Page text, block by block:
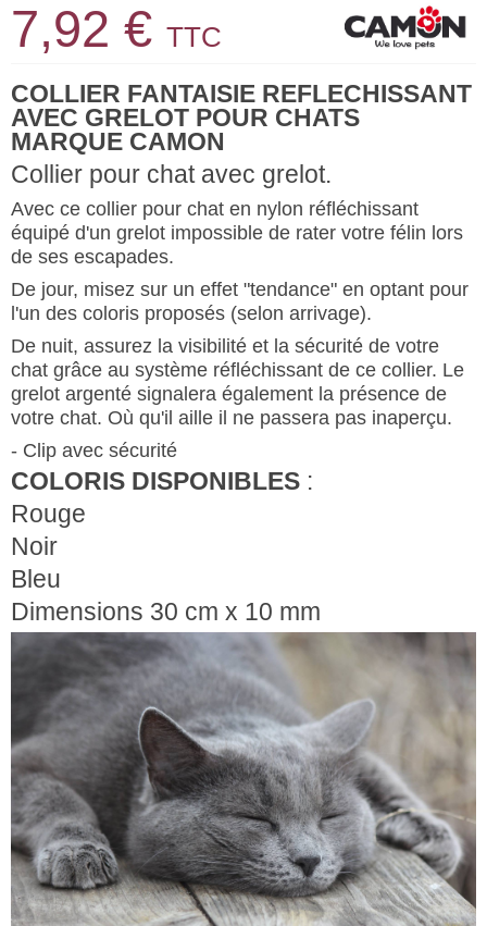
7,92 € TTC
COLLIER FANTAISIE REFLECHISSANT
AVEC GRELOT POUR CHATS
MARQUE CAMON
Collier pour chat avec grelot.
Avec ce collier pour chat en nylon réfléchissant
équipé d'un grelot impossible de rater votre félin lors
de ses escapades.
De jour, misez sur un effet "tendance" en optant pour
l'un des coloris proposés (selon arrivage).
De nuit, assurez la visibilité et la sécurité de votre
chat grâce au système réfléchissant de ce collier. Le
grelot argenté signalera également la présence de
votre chat. Où qu'il aille il ne passera pas inaperçu.
- Clip avec sécurité
COLORIS DISPONIBLES :
Rouge
Noir
Bleu
Dimensions 30 cm x 10 mm